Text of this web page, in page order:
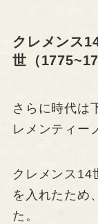
クレメンス
世（
さらに時代は
レメンティー
クレメンス14
を入れたため
た。